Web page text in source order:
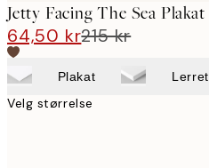
Jetty Facing The Sea Plakat
64,50 kr215 kr
Plakat Lerret
Velg størrelse